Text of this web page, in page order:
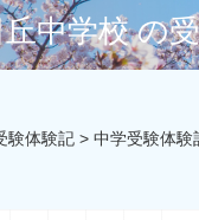
中学校 の
験体験記 > 中学受験体験